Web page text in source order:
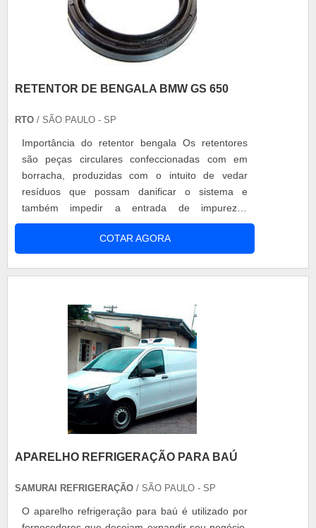
RETENTOR DE BENGALA BMW GS 650
RTO / SÃO PAULO - SP
Importância do retentor bengala Os retentores
são peças circulares confeccionadas com em
borracha, produzidas com o intuito de vedar
resíduos que possam danificar o sistema e
também impedir a entrada de impurezas
respectivamente. O retentor de bengala bmw gs
650 é essencial para o bom desempenho do
veículo, e evita imprevistos que comprometam o
COTAR AGORA
APARELHO REFRIGERAÇÃO PARA BAÚ
SAMURAI REFRIGERAÇÃO / SÃO PAULO - SP
O aparelho refrigeração para baú é utilizado por